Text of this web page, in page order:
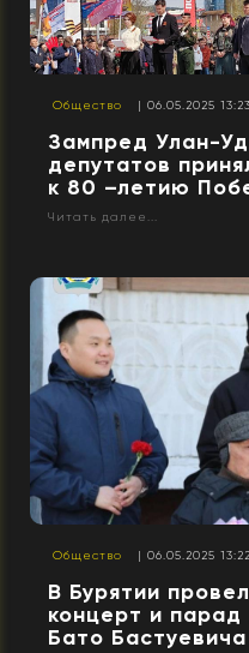
Общество | 06.05.2025 13:23
Зампред Улан-
депутатов
к 80 –летию
Читать далее...
Общество | 06.05.2025 13:22
В Бурятии
концерт и
Бато